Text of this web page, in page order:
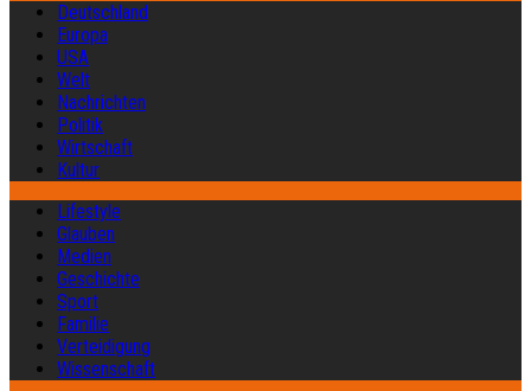
Deutschland
Europa
USA
Welt
Nachrichten
Politik
Wirtschaft
Kultur
Lifestyle
Glauben
Medien
Geschichte
Sport
Familie
Verteidigung
Wissenschaft